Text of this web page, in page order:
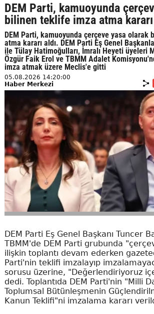
DEM Parti, kamuoyunda
bilinen teklife imza atma kararı
DEM Parti, kamuoyunda çerçeve yasa olarak
atma kararı aldı. DEM Parti Eş Genel
ile Tülay Hatimoğulları, İmralı Heyeti üyeleri
Özgür Faik Erol ve TBMM Adalet
imza atmak üzere Meclis'e gitti
05.08.2026 14:20:00
Haber Merkezi
DEM Parti Eş Genel Başkanı Tuncer
TBMM'de DEM Parti grubunda
ilişkin toplantı devam ederken
Parti'nin teklifi imzalayıp
sorusu üzerine, "Değerlendiriyoruz
dedi. Toplantıda DEM Parti'nin "Milli
Toplumsal Bütünleşmenin
Kanun Teklifi"ni imzalama kararı